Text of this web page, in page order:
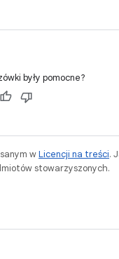
były pomocne?
wLicencji na treści.
stowarzyszonych.